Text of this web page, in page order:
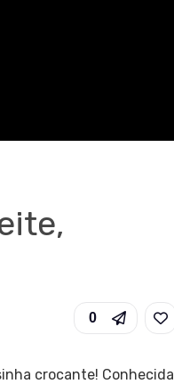
0
crocante! Conhecida